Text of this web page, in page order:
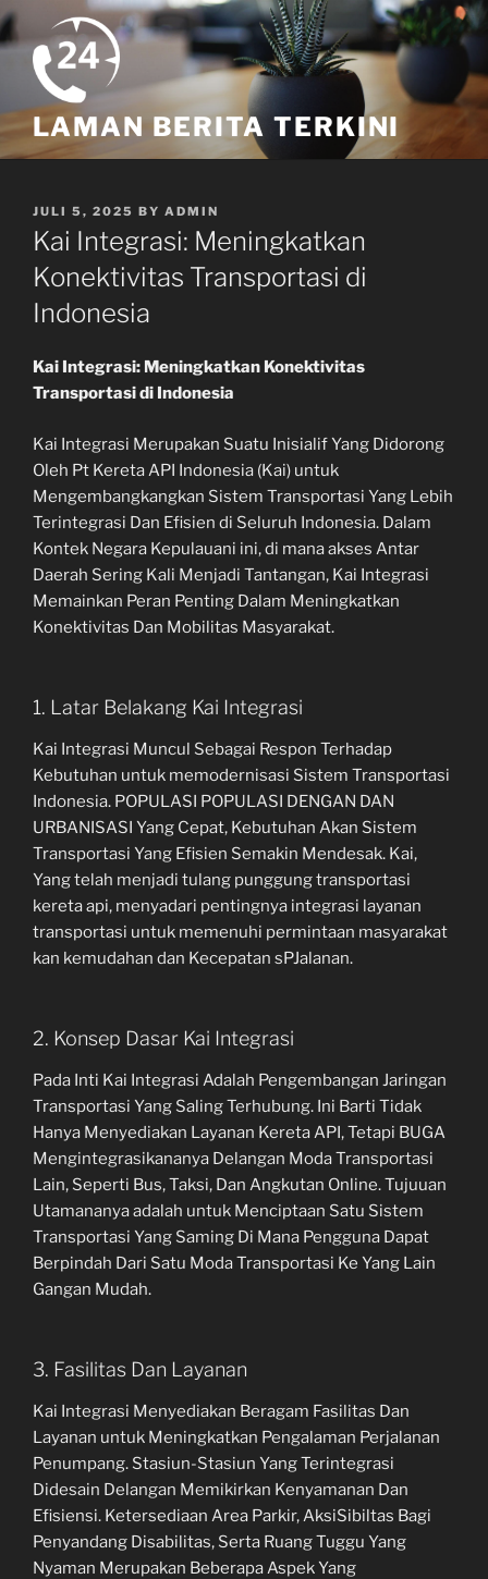
Skip
to
content
LAMAN BERITA TERKINI
POSTED
ON
JULI 5, 2025 BY ADMIN
Kai Integrasi: Meningkatkan
Konektivitas Transportasi di
Indonesia
Kai Integrasi: Meningkatkan Konektivitas
Transportasi di Indonesia
Kai Integrasi Merupakan Suatu Inisialif Yang Didorong
Oleh Pt Kereta API Indonesia (Kai) untuk
Mengembangkangkan Sistem Transportasi Yang Lebih
Terintegrasi Dan Efisien di Seluruh Indonesia. Dalam
Kontek Negara Kepulauani ini, di mana akses Antar
Daerah Sering Kali Menjadi Tantangan, Kai Integrasi
Memainkan Peran Penting Dalam Meningkatkan
Konektivitas Dan Mobilitas Masyarakat.
1. Latar Belakang Kai Integrasi
Kai Integrasi Muncul Sebagai Respon Terhadap
Kebutuhan untuk memodernisasi Sistem Transportasi
Indonesia. POPULASI POPULASI DENGAN DAN
URBANISASI Yang Cepat, Kebutuhan Akan Sistem
Transportasi Yang Efisien Semakin Mendesak. Kai,
Yang telah menjadi tulang punggung transportasi
kereta api, menyadari pentingnya integrasi layanan
transportasi untuk memenuhi permintaan masyarakat
kan kemudahan dan Kecepatan sPJalanan.
2. Konsep Dasar Kai Integrasi
Pada Inti Kai Integrasi Adalah Pengembangan Jaringan
Transportasi Yang Saling Terhubung. Ini Barti Tidak
Hanya Menyediakan Layanan Kereta API, Tetapi BUGA
Mengintegrasikananya Delangan Moda Transportasi
Lain, Seperti Bus, Taksi, Dan Angkutan Online. Tujuuan
Utamananya adalah untuk Menciptaan Satu Sistem
Transportasi Yang Saming Di Mana Pengguna Dapat
Berpindah Dari Satu Moda Transportasi Ke Yang Lain
Gangan Mudah.
3. Fasilitas Dan Layanan
Kai Integrasi Menyediakan Beragam Fasilitas Dan
Layanan untuk Meningkatkan Pengalaman Perjalanan
Penumpang. Stasiun-Stasiun Yang Terintegrasi
Didesain Delangan Memikirkan Kenyamanan Dan
Efisiensi. Ketersediaan Area Parkir, AksiSibiltas Bagi
Penyandang Disabilitas, Serta Ruang Tuggu Yang
Nyaman Merupakan Beberapa Aspek Yang